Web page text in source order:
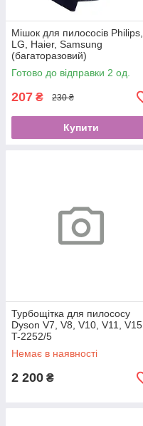
Мішок для пилососів Philips,
LG, Haier, Samsung
(багаторазовий)
Готово до відправки 2 од.
207 ₴ 230 ₴
Купити
Турбощітка для пилососу
Dyson V7, V8, V10, V11, V15
T-2252/5
Немає в наявності
2 200 ₴